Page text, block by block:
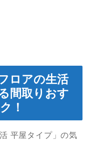
ロアの生活
間取りおす
！
平屋タイプ」の気